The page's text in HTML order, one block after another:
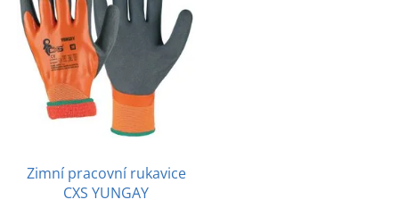
Zimní pracovní rukavice
CXS YUNGAY